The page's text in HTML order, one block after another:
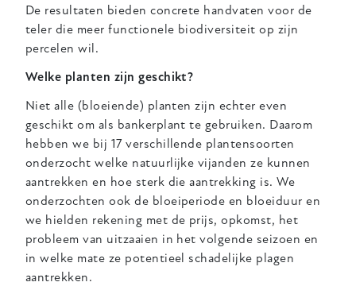
De resultaten bieden concrete handvaten voor de
teler die meer functionele biodiversiteit op zijn
percelen wil.
Welke planten zijn geschikt?
Niet alle (bloeiende) planten zijn echter even
geschikt om als bankerplant te gebruiken. Daarom
hebben we bij 17 verschillende plantensoorten
onderzocht welke natuurlijke vijanden ze kunnen
aantrekken en hoe sterk die aantrekking is. We
onderzochten ook de bloeiperiode en bloeiduur en
we hielden rekening met de prijs, opkomst, het
probleem van uitzaaien in het volgende seizoen en
in welke mate ze potentieel schadelijke plagen
aantrekken.